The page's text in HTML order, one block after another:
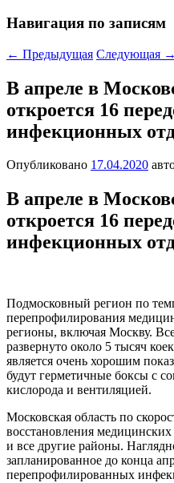
Навигация по записям
← Предыдущая Следующая →
В апреле в
откроется 16
инфекционных
Опубликовано 17.04.2020
В апреле в
откроется 16
инфекционных
Подмосковный регион по
перепрофилирования
регионы, включая Москву.
развернуто около 5 тысяч
является очень хорошим
будут герметичные боксы с
кислорода и вентиляцией.
Московская область по
восстановления
и все другие районы.
запланированное до конца
перепрофилированных